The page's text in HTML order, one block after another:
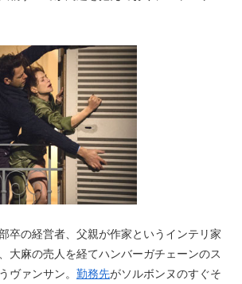
卒の経営者、父親が作家というインテリ家
大麻の売人を経てハンバーガチェーンのス
ヴァンサン。 勤務先がソルボンヌのすぐそ